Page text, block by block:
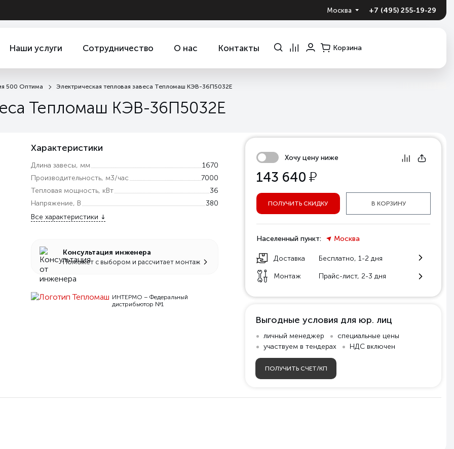
+7 (495) 255-19-29
Москва
Наши услуги Сотрудничество О нас Контакты Корзина
500 Оптима Электрическая тепловая завеса Тепломаш КЭВ-36П5032Е
Тепломаш КЭВ-36П5032Е
Характеристики
Длина завесы, мм
1670
Производительность, м3/час
7000
Тепловая мощность, кВт
36
Напряжение, В
380
Все характеристики
Консультация инженера
Поможет с выбором и рассчитает монтаж
ИНТЕРМО – Федеральный
дистрибьютор №1
Хочу цену ниже
143 640 у
ПОЛУЧИТЬ СКИДКУ В КОРЗИНУ
Населенный пункт: Москва
Доставка Бесплатно, 1-2 дня
Монтаж Прайс-лист, 2-3 дня
Выгодные условия для юр. лиц
личный менеджер
специальные цены
участвуем в тендерах
НДС включен
ПОЛУЧИТЬ СЧЕТ/КП